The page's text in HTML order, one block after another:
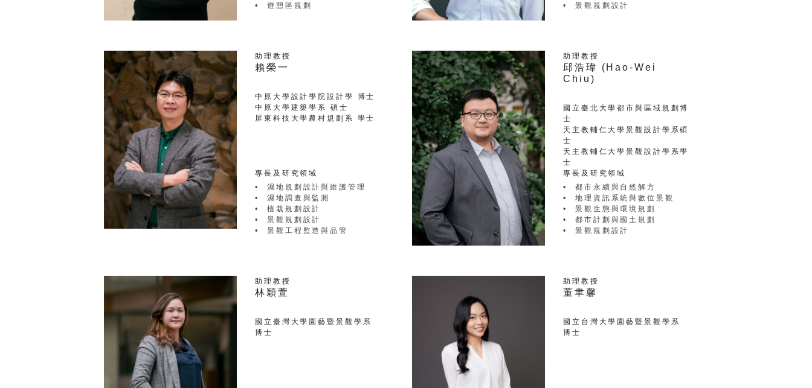
遊憩區規劃
景觀規劃設計
助理教授
賴榮一
中原大學設計學院設計學 博士
中原大學建築學系 碩士
屏東科技大學農村規劃系 學士
專長及研究領域
濕地規劃設計與維護管理
濕地調查與監測
植栽規劃設計
景觀規劃設計
景觀工程監造與品管
助理教授
邱浩瑋 (Hao-Wei
Chiu)
國立臺北大學都市與區域規劃博
士
天主教輔仁大學景觀設計學系碩
士
天主教輔仁大學景觀設計學系學
士
專長及研究領域
都市永續與自然解方
地理資訊系統與數位景觀
景觀生態與環境規劃
都市計劃與國土規劃
景觀規劃設計
助理教授
林穎萱
國立臺灣大學園藝暨景觀學系
博士
助理教授
董聿馨
國立台灣大學園藝暨景觀學系
博士